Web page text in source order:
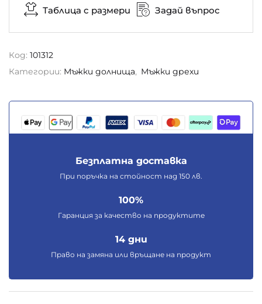
Таблица с размери Задай въпрос
Код: 101312
Категории: Мъжки долнища, Мъжки дрехи
Безплатна доставка
При поръчка на стойност над 150 лв.
100%
Гаранция за качество на продуктите
14 дни
Право на замяна или връщане на продукт